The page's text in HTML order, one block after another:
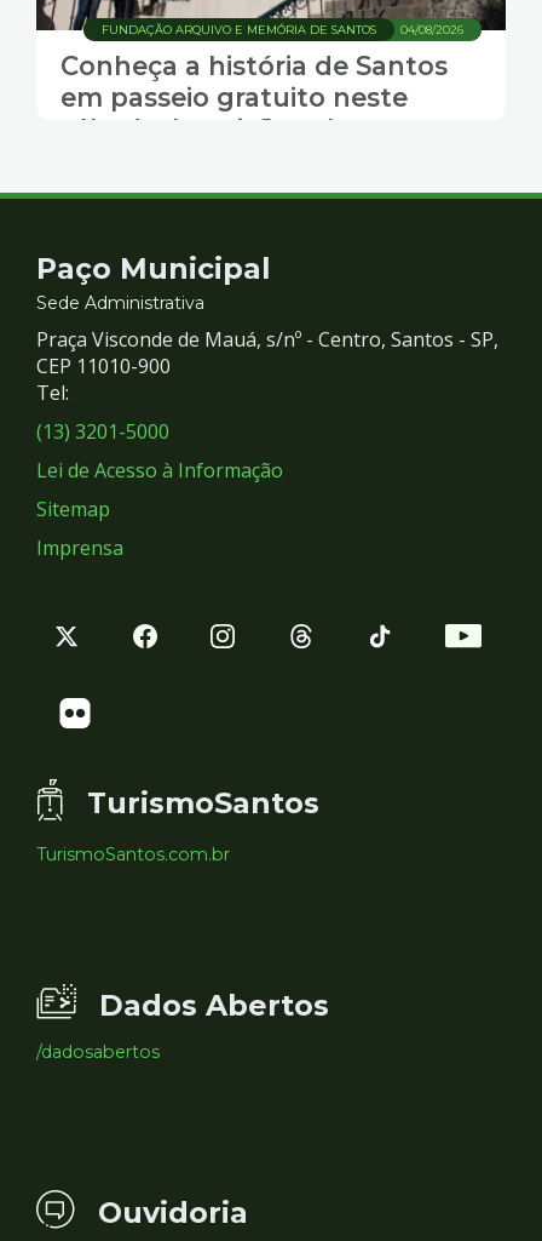
04/08/2026
FUNDAÇÃO ARQUIVO E MEMÓRIA DE SANTOS
Conheça a história de Santos
em passeio gratuito neste
sábado. Inscrições abertas
Contato
e
Redes
Sociais
Paço Municipal
Sede Administrativa
Praça Visconde de Mauá, s/nº - Centro, Santos - SP,
CEP 11010-900
Tel:
(13) 3201-5000
Lei de Acesso à Informação
Sitemap
Imprensa
TurismoSantos
TurismoSantos.com.br
Dados Abertos
/dadosabertos
Ouvidoria